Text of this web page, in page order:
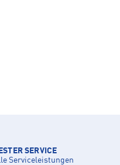
SERVICE
Serviceleistungen